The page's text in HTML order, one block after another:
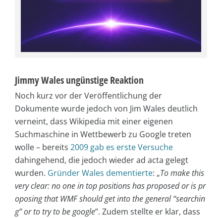
Jimmy Wales ungünstige Reaktion
Noch kurz vor der Veröffentlichung der
Dokumente wurde jedoch von Jim Wales deutlich
verneint, dass Wikipedia mit einer eigenen
Suchmaschine in Wettbewerb zu Google treten
wolle – bereits 2009 gab es erste Versuche
dahingehend, die jedoch wieder ad acta gelegt
wurden. Gründer Wales dementierte: „To make this
very clear: no one in top positions has proposed or is pr
oposing that WMF should get into the general “searchin
g” or to try to be google”. Zudem stellte er klar, dass